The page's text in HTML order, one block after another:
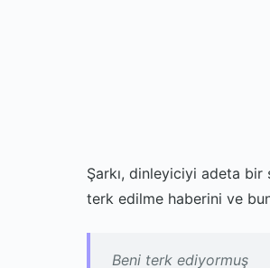
Şarkı, dinleyiciyi adeta
terk edilme haberini ve
Beni terk ediyormuş